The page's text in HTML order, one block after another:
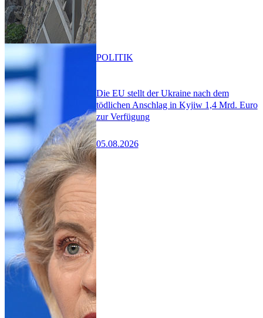
Die EU stellt der Ukraine nach dem
tödlichen Anschlag in Kyjiw 1,4 Mrd. Euro
zur Verfügung
05.08.2026
POLITIK